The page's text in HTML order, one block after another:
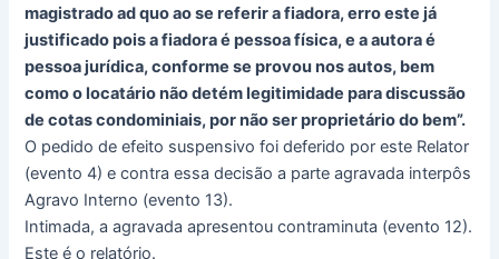
magistrado ad quo ao se referir a fiadora, erro este já
justificado pois a fiadora é pessoa física, e a autora é
pessoa jurídica, conforme se provou nos autos, bem
como o locatário não detém legitimidade para discussão
de cotas condominiais, por não ser proprietário do bem”.
O pedido de efeito suspensivo foi deferido por este Relator
(evento 4) e contra essa decisão a parte agravada interpôs
Agravo Interno (evento 13).
Intimada, a agravada apresentou contraminuta (evento 12).
Este é o relatório.